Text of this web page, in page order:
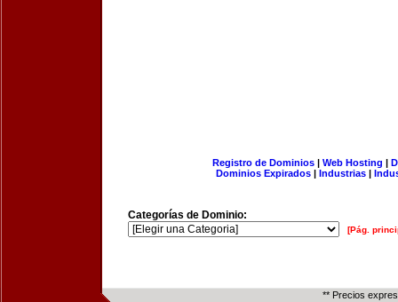
Registro de Dominios| Web Hosting |
Dominios Expirados | Industrias |
Categorías de Dominio:
[Pág.
** Precios